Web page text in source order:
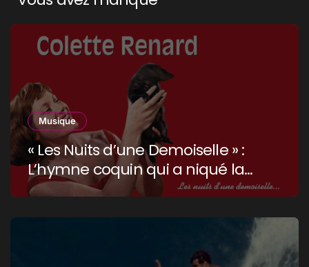
Musique
« Les Nuits d’une Demoiselle » :
L’hymne coquin qui a niqué la
censure !